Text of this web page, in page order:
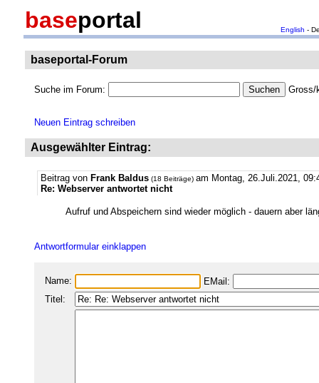
baseportal English -
baseportal-Forum
Suche im Forum: Gross/
Neuen Eintrag schreiben
Ausgewählter Eintrag:
Beitrag von Frank Baldus (18 Beiträge) am Montag, 26.Juli.2021,
Re: Webserver antwortet nicht
Aufruf und Abspeichern sind wieder möglich - dauern aber
Antwortformular einklappen
Name:
EMail:
Titel: